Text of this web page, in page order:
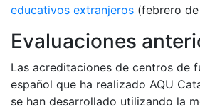
educativos extranjeros (febrero
Evaluaciones
Las acreditaciones de centros de
español que ha realizado AQU
se han desarrollado utilizando la